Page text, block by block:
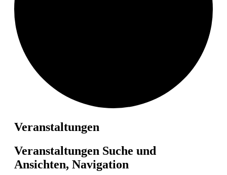
Veranstaltungen
Veranstaltungen Suche und
Ansichten, Navigation